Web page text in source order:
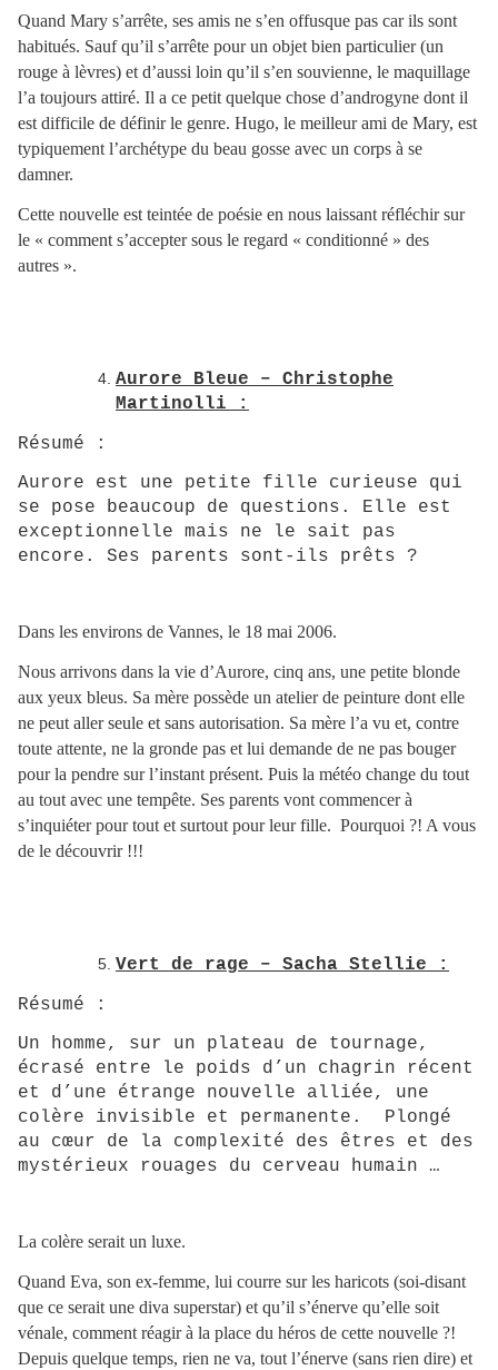
Quand Mary s’arrête, ses amis ne s’en offusque pas car ils sont
habitués. Sauf qu’il s’arrête pour un objet bien particulier (un
rouge à lèvres) et d’aussi loin qu’il s’en souvienne, le maquillage
l’a toujours attiré. Il a ce petit quelque chose d’androgyne dont il
est difficile de définir le genre. Hugo, le meilleur ami de Mary, est
typiquement l’archétype du beau gosse avec un corps à se
damner.
Cette nouvelle est teintée de poésie en nous laissant réfléchir sur
le « comment s’accepter sous le regard « conditionné » des
autres ».
Aurore Bleue – Christophe
Martinolli :
Résumé :
Aurore est une petite fille curieuse qui
se pose beaucoup de questions. Elle est
exceptionnelle mais ne le sait pas
encore. Ses parents sont-ils prêts ?
Dans les environs de Vannes, le 18 mai 2006.
Nous arrivons dans la vie d’Aurore, cinq ans, une petite blonde
aux yeux bleus. Sa mère possède un atelier de peinture dont elle
ne peut aller seule et sans autorisation. Sa mère l’a vu et, contre
toute attente, ne la gronde pas et lui demande de ne pas bouger
pour la pendre sur l’instant présent. Puis la météo change du tout
au tout avec une tempête. Ses parents vont commencer à
s’inquiéter pour tout et surtout pour leur fille. Pourquoi ?! A vous
de le découvrir !!!
Vert de rage – Sacha Stellie :
Résumé :
Un homme, sur un plateau de tournage,
écrasé entre le poids d’un chagrin récent
et d’une étrange nouvelle alliée, une
colère invisible et permanente. Plongé
au cœur de la complexité des êtres et des
mystérieux rouages du cerveau humain …
La colère serait un luxe.
Quand Eva, son ex-femme, lui courre sur les haricots (soi-disant
que ce serait une diva superstar) et qu’il s’énerve qu’elle soit
vénale, comment réagir à la place du héros de cette nouvelle ?!
Depuis quelque temps, rien ne va, tout l’énerve (sans rien dire) et